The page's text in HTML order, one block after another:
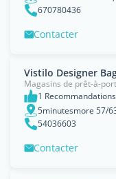
670780436
Contacter
Vistilo Designer
Magasins de prêt-à-
1 Recommandations
5minutesmore 57/
54036603
Contacter